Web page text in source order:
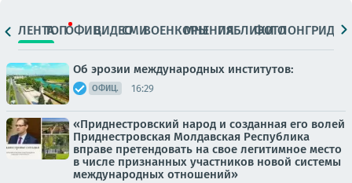
ЛЕНТАТОПОФИЦ.ВИДЕОСМИВОЕНКОРЫМНЕНИЯПАБЛИКИ
ФОТОЛОНГРИДЫ
Об эрозии международных институтов:
ОФИЦ. 16:29
«Приднестровский народ и созданная его волей
Приднестровская Молдавская Республика
вправе претендовать на свое легитимное место
в числе признанных участников новой системы
международных отношений»